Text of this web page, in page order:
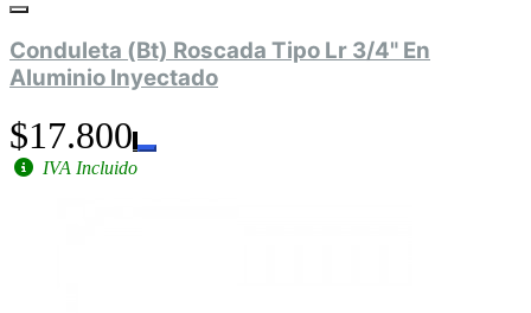
Conduleta (Bt) Roscada Tipo Lr 3/4" En
Aluminio Inyectado
$17.800
IVA Incluido